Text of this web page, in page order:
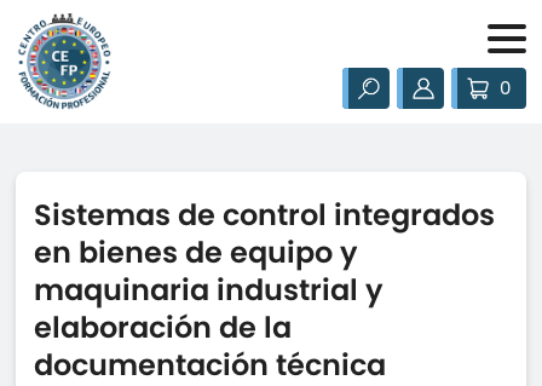
0
Sistemas de control integrados
en bienes de equipo y
maquinaria industrial y
elaboración de la
documentación técnica